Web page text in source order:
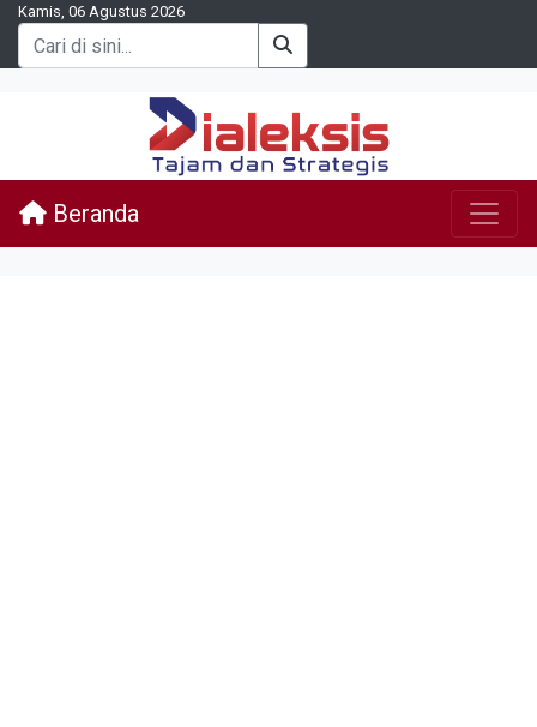
Kamis, 06 Agustus 2026
Beranda